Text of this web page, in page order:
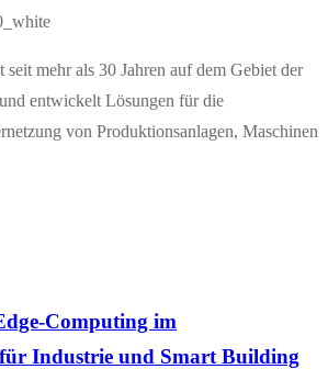
mehr als 30 Jahren auf dem Gebiet der
entwickelt Lösungen für die
von Produktionsanlagen, Maschinen
Computing im
Industrie und Smart Building